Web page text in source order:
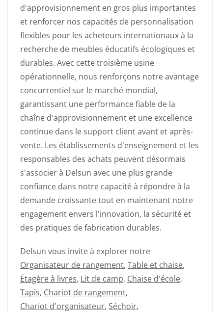
d'approvisionnement en gros plus importantes
et renforcer nos capacités de personnalisation
flexibles pour les acheteurs internationaux à la
recherche de meubles éducatifs écologiques et
durables. Avec cette troisième usine
opérationnelle, nous renforçons notre avantage
concurrentiel sur le marché mondial,
garantissant une performance fiable de la
chaîne d'approvisionnement et une excellence
continue dans le support client avant et après-
vente. Les établissements d'enseignement et les
responsables des achats peuvent désormais
s'associer à Delsun avec une plus grande
confiance dans notre capacité à répondre à la
demande croissante tout en maintenant notre
engagement envers l'innovation, la sécurité et
des pratiques de fabrication durables.
Delsun vous invite à explorer notre
Organisateur de rangement, Table et chaise,
Étagère à livres, Lit de camp, Chaise d'école,
Tapis, Chariot de rangement,
Chariot d'organisateur, Séchoir,